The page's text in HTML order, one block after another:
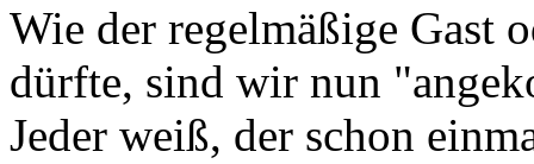
Wie der regelmäßige Gast
dürfte, sind wir nun
Jeder weiß, der schon